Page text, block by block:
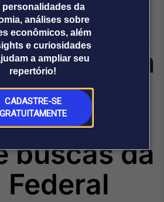
personalidades da
análises sobre
econômicos, além
e curiosidades
a ampliar seu
repertório!
CADASTRE-SE
GRATUITAMENTE
Broadcast+
O mercado
financeiro em
tempo real
Broadcast
Agro
Tudo sobre o
agronegócio
Releases Broadcast
Prêmio Broadcast
Empresas
Releases
É
vez em
que
Castro é
buscas da